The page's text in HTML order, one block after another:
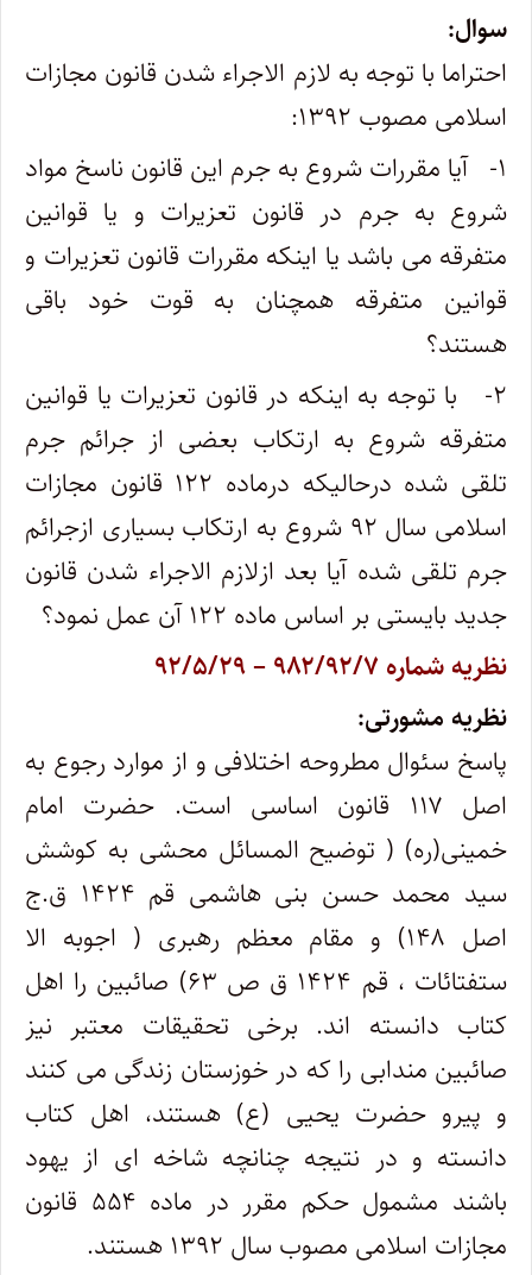
سوال:
احتراما با توجه به لازم الاجراء شدن قانون مجازات
اسلامی مصوب ۱۳۹۲:
۱- آیا مقررات شروع به جرم این قانون ناسخ مواد
شروع به جرم در قانون تعزیرات و یا قوانین
متفرقه می باشد یا اینکه مقررات قانون تعزیرات و
قوانین متفرقه همچنان به قوت خود باقی
هستند؟
۲- با توجه به اینکه در قانون تعزیرات یا قوانین
متفرقه شروع به ارتکاب بعضی از جرائم جرم
تلقی شده درحالیکه درماده ۱۲۲ قانون مجازات
اسلامی سال ۹۲ شروع به ارتکاب بسیاری ازجرائم
جرم تلقی شده آیا بعد ازلازم الاجراء شدن قانون
جدید بایستی بر اساس ماده ۱۲۲ آن عمل نمود؟
نظریه شماره ۹۸۲/۹۲/۷ – ۹۲/۵/۲۹
نظریه مشورتی:
پاسخ سئوال مطروحه اختلافی و از موارد رجوع به
اصل ۱۱۷ قانون اساسی است. حضرت امام
خمینی(ره) ( توضیح المسائل محشی به کوشش
سید محمد حسن بنی هاشمی قم ۱۴۲۴ ق.ج
اصل ۱۴۸) و مقام معظم رهبری ( اجوبه الا
ستفتائات ، قم ۱۴۲۴ ق ص ۶۳) صائبین را اهل
کتاب دانسته اند. برخی تحقیقات معتبر نیز
صائبین مندابی را که در خوزستان زندگی می کنند
و پیرو حضرت یحیی (ع) هستند، اهل کتاب
دانسته و در نتیجه چنانچه شاخه ای از یهود
باشند مشمول حکم مقرر در ماده ۵۵۴ قانون
مجازات اسلامی مصوب سال ۱۳۹۲ هستند.